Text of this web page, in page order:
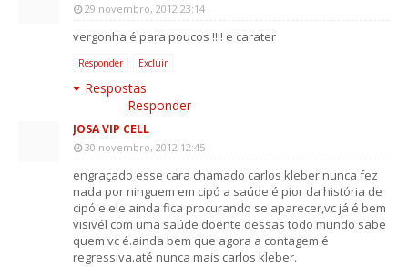
29 novembro, 2012 23:14
vergonha é para poucos !!!! e carater
Responder Excluir
Respostas
Responder
JOSA VIP CELL
30 novembro, 2012 12:45
engraçado esse cara chamado carlos kleber nunca fez
nada por ninguem em cipó a saúde é pior da história de
cipó e ele ainda fica procurando se aparecer,vc já é bem
visivél com uma saúde doente dessas todo mundo sabe
quem vc é.ainda bem que agora a contagem é
regressiva.até nunca mais carlos kleber.